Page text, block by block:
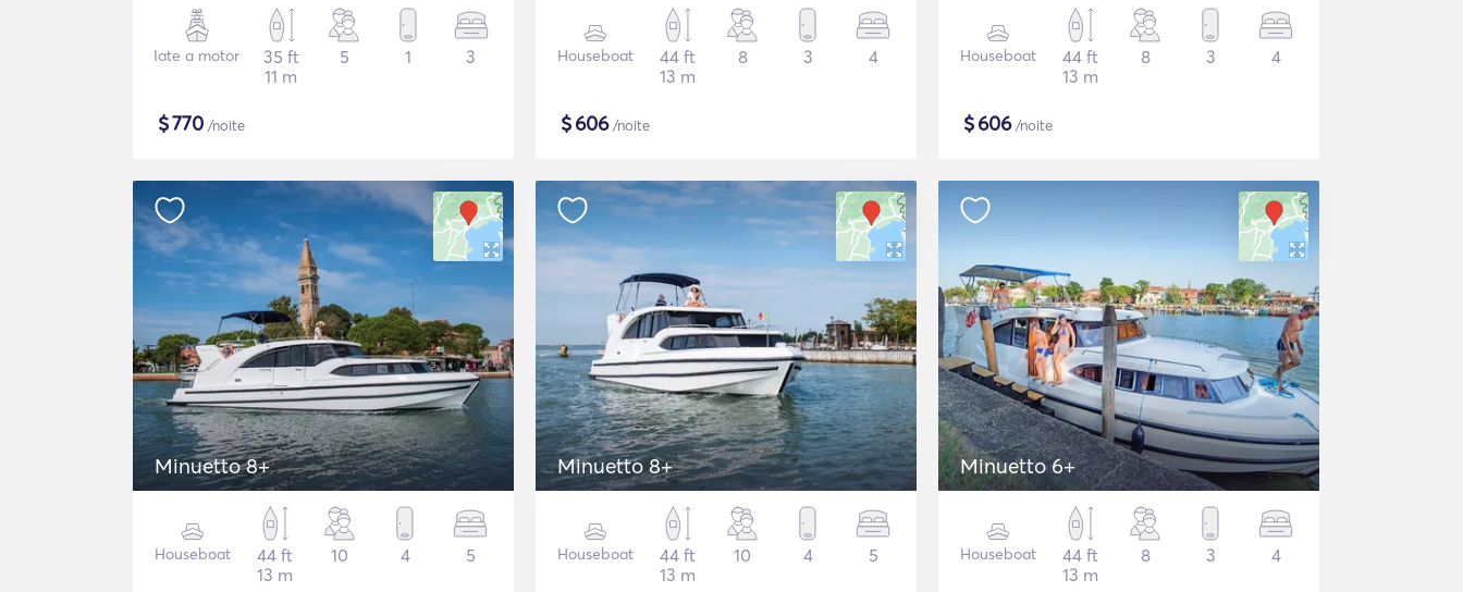
Iate a motor
35 ft
11 m
5 1 3
$770 /noite
Houseboat
44 ft
13 m
8 3 4
$606/noite
Houseboat
44 ft
13 m
8 3 4
$606/noite
Minuetto 8+
Houseboat
44 ft
13 m
10 4 5
Minuetto 8+
Houseboat
44 ft
13 m
10 4 5
Minuetto 6+
Houseboat
44 ft
13 m
8 3 4